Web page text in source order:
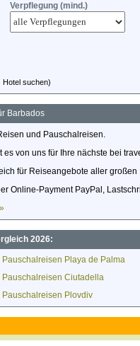
Verpflegung (mind.)
Hotel suchen)
Barbados
und Pauschalreisen.
es von uns für Ihre nächste bei
für Reiseangebote aller großen
Online-Payment PayPal,
2026:
Pauschalreisen Playa de Palma
Pauschalreisen Ciutadella
Pauschalreisen Plovdiv